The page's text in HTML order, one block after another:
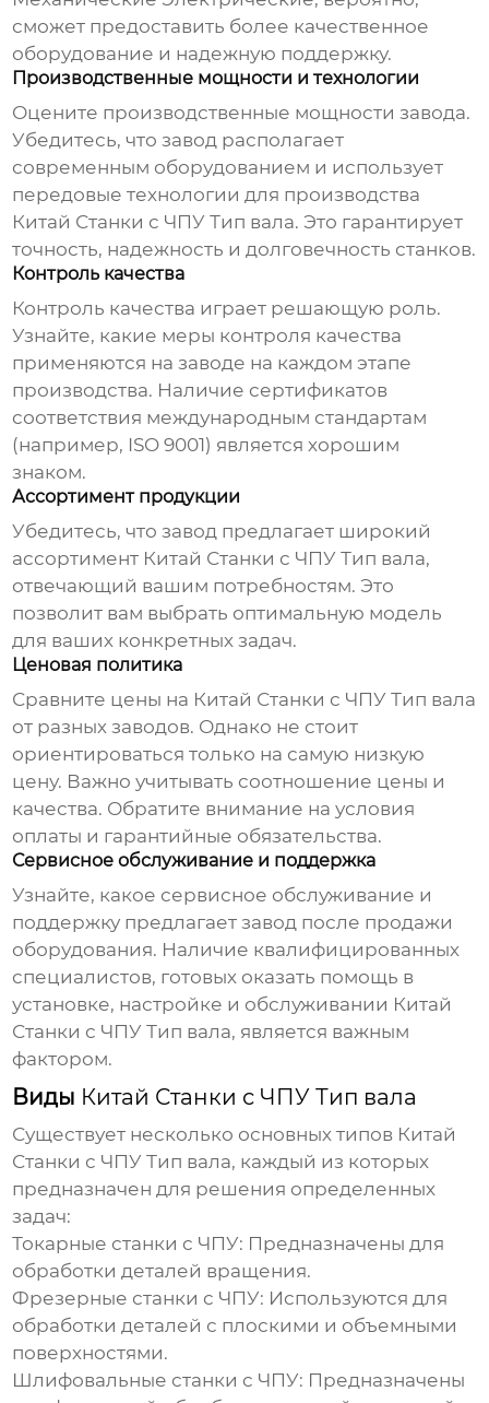
сможет предоставить более качественное
оборудование и надежную поддержку.
Производственные мощности и технологии
Оцените производственные мощности завода.
Убедитесь, что завод располагает
современным оборудованием и использует
передовые технологии для производства
Китай Станки с ЧПУ Тип вала. Это гарантирует
точность, надежность и долговечность станков.
Контроль качества
Контроль качества играет решающую роль.
Узнайте, какие меры контроля качества
применяются на заводе на каждом этапе
производства. Наличие сертификатов
соответствия международным стандартам
(например, ISO 9001) является хорошим
знаком.
Ассортимент продукции
Убедитесь, что завод предлагает широкий
ассортимент Китай Станки с ЧПУ Тип вала,
отвечающий вашим потребностям. Это
позволит вам выбрать оптимальную модель
для ваших конкретных задач.
Ценовая политика
Сравните цены на Китай Станки с ЧПУ Тип вала
от разных заводов. Однако не стоит
ориентироваться только на самую низкую
цену. Важно учитывать соотношение цены и
качества. Обратите внимание на условия
оплаты и гарантийные обязательства.
Сервисное обслуживание и поддержка
Узнайте, какое сервисное обслуживание и
поддержку предлагает завод после продажи
оборудования. Наличие квалифицированных
специалистов, готовых оказать помощь в
установке, настройке и обслуживании Китай
Станки с ЧПУ Тип вала, является важным
фактором.
Виды Китай Станки с ЧПУ Тип вала
Существует несколько основных типов Китай
Станки с ЧПУ Тип вала, каждый из которых
предназначен для решения определенных
задач:
Токарные станки с ЧПУ: Предназначены для
обработки деталей вращения.
Фрезерные станки с ЧПУ: Используются для
обработки деталей с плоскими и объемными
поверхностями.
Шлифовальные станки с ЧПУ: Предназначены